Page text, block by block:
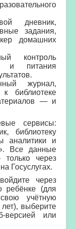
дневник,
задания,
домашних
контроль
и питания
журнал,
библиотеке
— и
сервисы:
библиотеку
аналитики и
Все данные
через
Госуслугах.
через
ребёнке (для
учётную
выберите
или